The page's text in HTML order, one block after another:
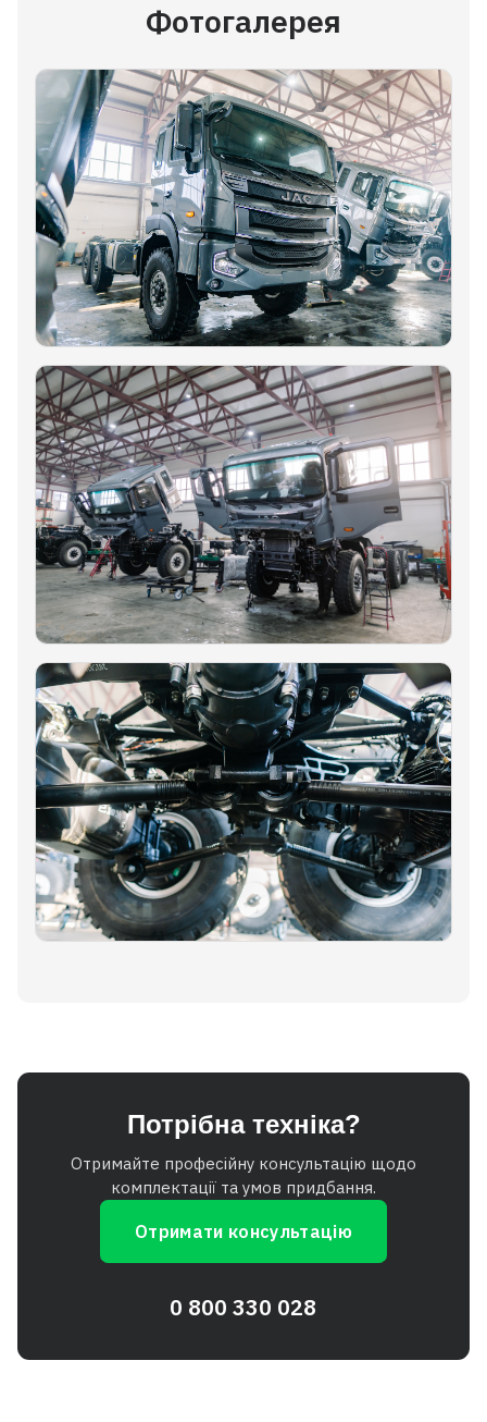
Фотогалерея
Потрібна техніка?
Отримайте професійну консультацію щодо
комплектації та умов придбання.
Отримати консультацію
0 800 330 028